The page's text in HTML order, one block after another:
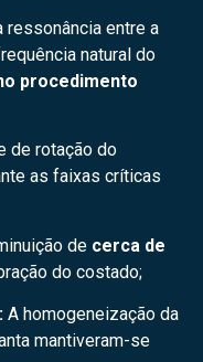
ressonância entre a
natural do
procedimento
de rotação do
as faixas críticas
de cerca de
do costado;
A homogeneização da
mantiveram-se